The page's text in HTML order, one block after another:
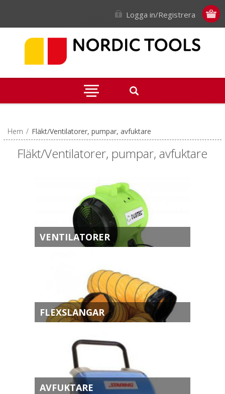
Logga in/Registrera
Hem / Fläkt/Ventilatorer, pumpar, avfuktare
Fläkt/Ventilatorer, pumpar, avfuktare
VENTILATORER
FLEXSLANGAR
AVFUKTARE